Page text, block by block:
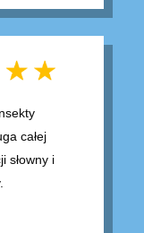
całej
słowny i